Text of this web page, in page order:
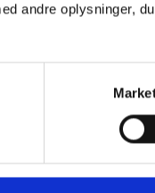
andre oplysninger,